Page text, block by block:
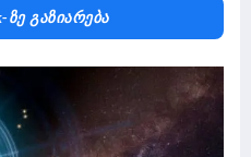
Ზე Გაზიარება